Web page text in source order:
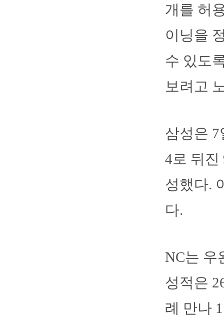
개를 허
이닝을
수 있도
보려고
삼성은
4로 뒤진
성했다.
다.
NC는 우
성적은
례 만나